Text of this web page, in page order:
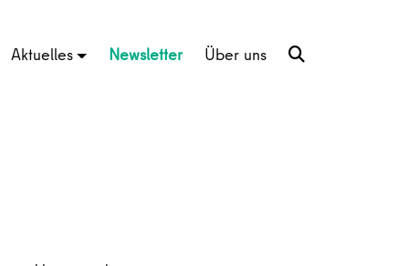
Aktuelles Newsletter Über uns